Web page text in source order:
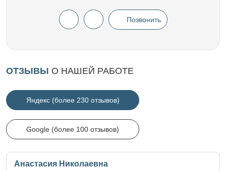
Позвонить
ОТЗЫВЫ О НАШЕЙ РАБОТЕ
Яндекс (более 230 отзывов)
Google (более 100 отзывов)
Анастасия Николаевна